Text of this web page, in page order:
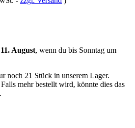
August, wenn du bis Sonntag um
noch 21 Stück in unserem Lager.
mehr bestellt wird, könnte dies das